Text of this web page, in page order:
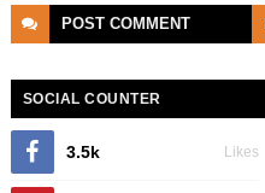
POST COMMENT
SOCIAL COUNTER
3.5k Likes